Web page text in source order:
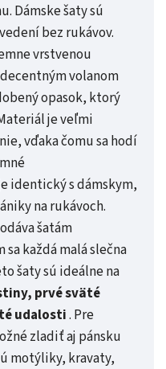
Dámske šaty sú
bez rukávov.
vrstvenou
volanom
opasok, ktorý
je veľmi
vďaka čomu sa hodí
identický s dámskym,
na rukávoch.
šatám
každá malá slečna
šaty sú ideálne na
prvé sväté
udalosti. Pre
zladiť aj pánsku
motýliky, kravaty,